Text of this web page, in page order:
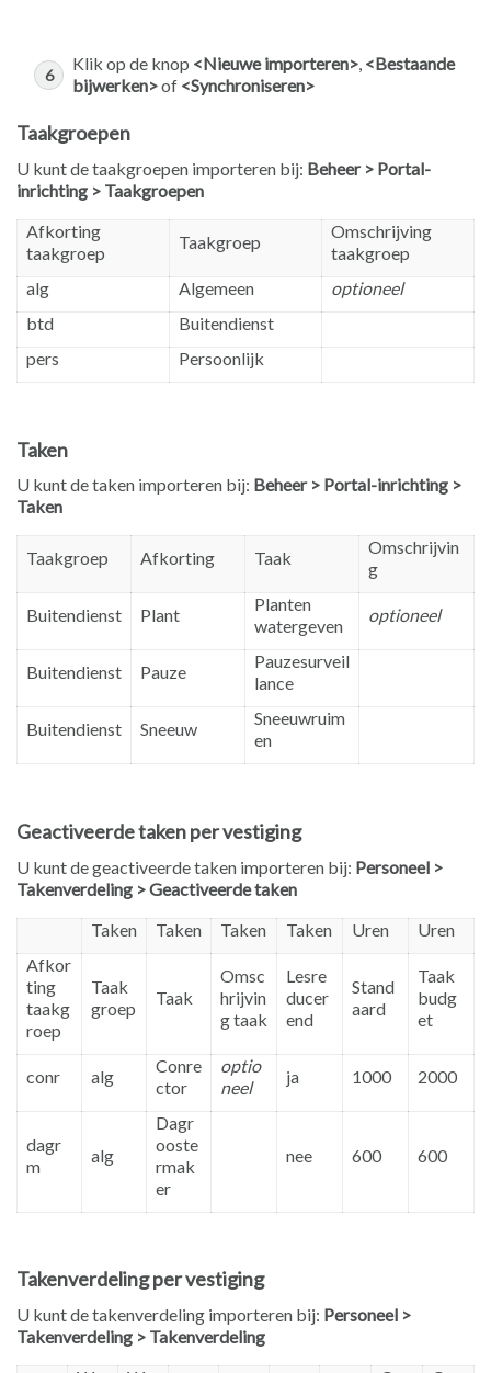
Klik op de knop <Nieuwe importeren>, <Bestaande
bijwerken>of <Synchroniseren>
Taakgroepen
U kunt de taakgroepen importeren bij: Beheer > Portal-
inrichting > Taakgroepen
Afkorting
taakgroep
Taakgroep
Omschrijving
taakgroep
alg
Algemeen
optioneel
btd
Buitendienst
pers
Persoonlijk
Taken
U kunt de taken importeren bij: Beheer > Portal-inrichting >
Taken
Taakgroep Afkorting Taak
Omschrijvin
g
Buitendienst Plant
Planten
watergeven
optioneel
Buitendienst Pauze
Pauzesurveil
lance
Buitendienst Sneeuw
Sneeuwruim
en
Geactiveerde taken per vestiging
U kunt de geactiveerde taken importeren bij: Personeel >
Takenverdeling > Geactiveerde taken
Taken
Taken Taken Taken Uren
Uren
Afkor
ting
taakg
roep
Taak
groep
Taak
Omsc
hrijvin
g taak
Lesre
ducer
end
Stand
aard
Taak
budg
et
conr alg
Conre
ctor
optio
neel
ja 1000 2000
dagr
m
alg
Dagr
ooste
rmak
er
nee 600 600
Takenverdeling per vestiging
U kunt de takenverdeling importeren bij: Personeel >
Takenverdeling > Takenverdeling